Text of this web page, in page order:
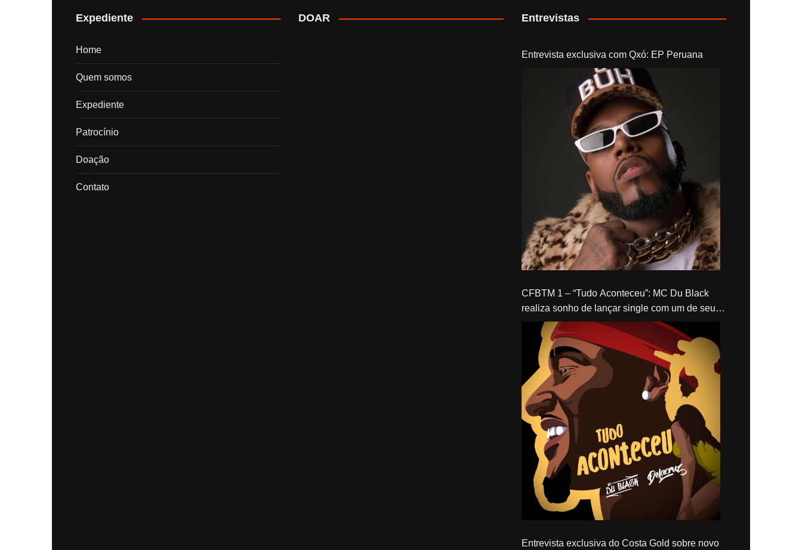
Expediente
Home
Quem somos
Expediente
Patrocínio
Doação
Contato
DOAR Entrevistas
Entrevista exclusiva com Qxó: EP Peruana
CFBTM 1 – “Tudo Aconteceu”: MC Du Black
realiza sonho de lançar single com um de seus
ídolos, Delacruz
Entrevista exclusiva do Costa Gold sobre novo